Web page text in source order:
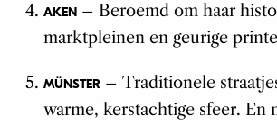
AKEN– Beroemd om haar
marktpleinen en geurige
MÜNSTER– Traditionele
warme, kerstachtige sfeer. En